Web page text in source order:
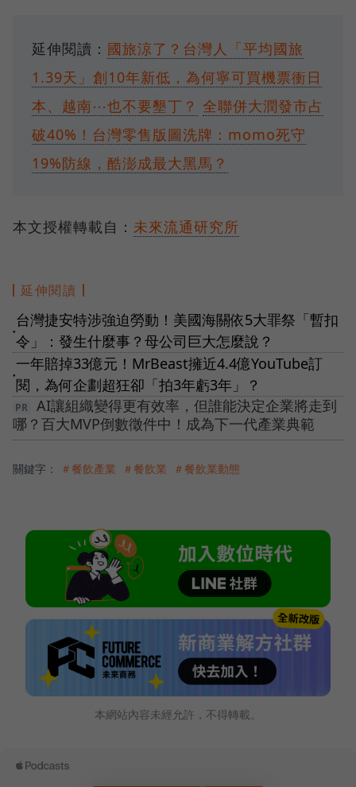
延伸閱讀： 國旅涼了？台灣人「平均國旅
1.39天」創10年新低，為何寧可買機票衝日
本、越南⋯也不要墾丁？ 全聯併大潤發市占
破40%！台灣零售版圖洗牌：momo死守
19%防線，酷澎成最大黑馬？
本文授權轉載自： 未來流通研究所
延伸閱讀
●
台灣捷安特涉強迫勞動！美國海關依5大罪祭「暫扣
令」：發生什麼事？母公司巨大怎麼說？
●
一年賠掉33億元！MrBeast擁近4.4億YouTube訂
閱，為何企劃超狂卻「拍3年虧3年」？
AI讓組織變得更有效率，但誰能決定企業將走到
哪？百大MVP倒數徵件中！成為下一代產業典範
關鍵字： ＃餐飲產業 ＃餐飲業 ＃餐飲業動態
本網站內容未經允許，不得轉載。